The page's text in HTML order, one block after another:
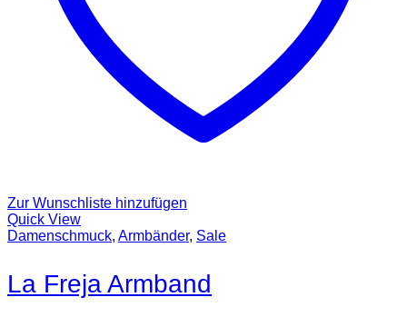
Zur Wunschliste hinzufügen
Quick View
Damenschmuck, Armbänder, Sale
La Freja Armband